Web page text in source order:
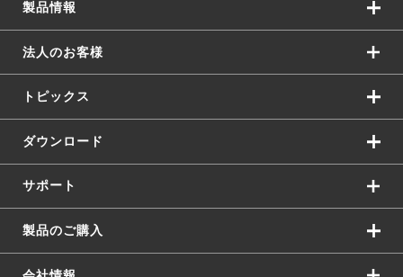
製品情報
法人のお客様
トピックス
ダウンロード
サポート
製品のご購入